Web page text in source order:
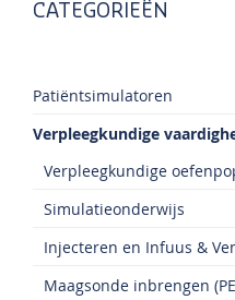
CATEGORIEËN
Patiëntsimulatoren
Verpleegkundige
Verpleegkundige
Simulatieonderwijs
Injecteren en Infuus &
Maagsonde inbrengen